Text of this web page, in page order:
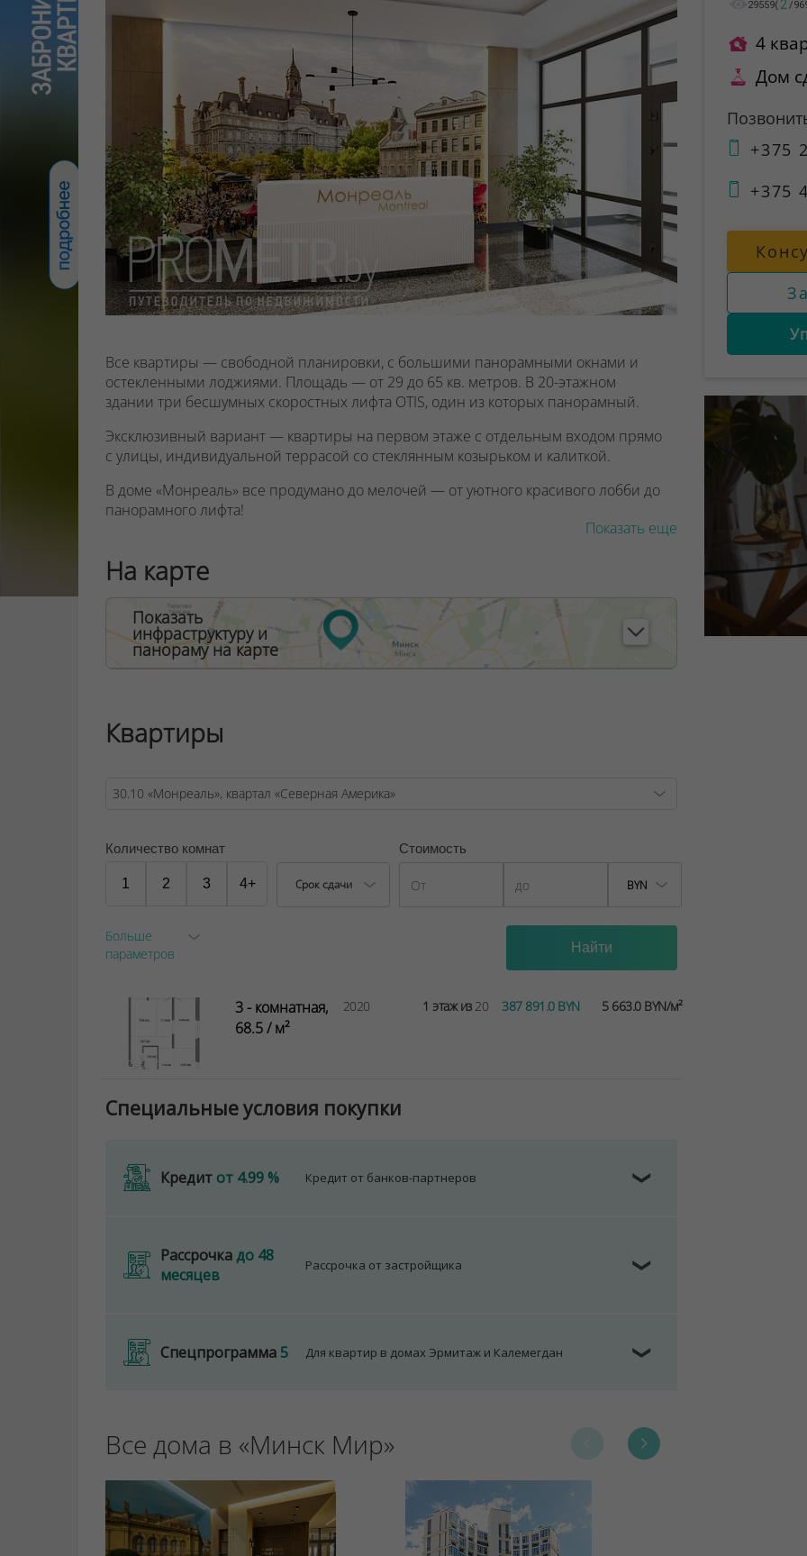
Все квартиры — свободной планировки, с большими панорамными окнами и
остекленными лоджиями. Площадь — от 29 до 65 кв. метров. В 20-этажном
здании три бесшумных скоростных лифта OTIS, один из которых панорамный.
Эксклюзивный вариант — квартиры на первом этаже с отдельным входом прямо
с улицы, индивидуальной террасой со стеклянным козырьком и калиткой.
В доме «Монреаль» все продумано до мелочей — от уютного красивого лобби до
панорамного лифта!
Договор на оказание риэлтерских услуг № 447/6, от 04.09.2025
Показать еще
На карте
Показать
инфраструктуру и
панораму на карте
Квартиры
Количество комнат
1 2 3 4+ Срок сдачи
Стоимость
BYN
Больше
параметров
3 - комнатная,
68.5 / м²
2020 1 этаж из20 387 891.0 BYN 5 663.0 BYN/м²
Специальные условия покупки
Кредит от 4.99 % Кредит от банков-партнеров ❯
Рассрочкадо 48
месяцев
Рассрочка от застройщика ❯
Спецпрограмма5 Для квартир в домах Эрмитаж и Калемегдан ❯
Все дома в «Минск Мир»
29559( 2 /
4
Дом
+375
+375